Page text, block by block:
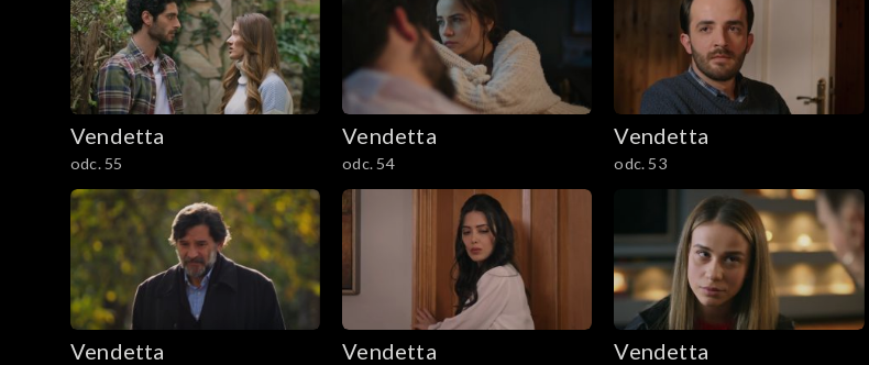
Vendetta
odc. 55
Vendetta
odc. 54
Vendetta
odc. 53
Vendetta Vendetta Vendetta